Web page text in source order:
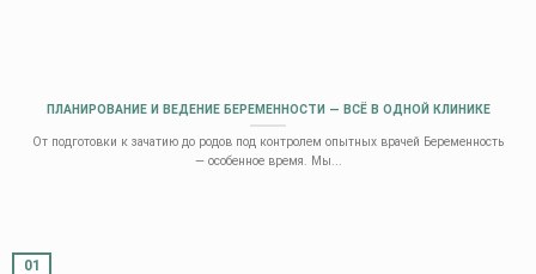
ПЛАНИРОВАНИЕ И ВЕДЕНИЕ БЕРЕМЕННОСТИ — ВСЁ В ОДНОЙ КЛИНИКЕ
От подготовки к зачатию до родов под контролем опытных врачей Беременность
— особенное время. Мы...
01